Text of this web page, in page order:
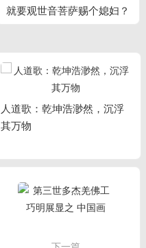
就要观世音菩萨赐个媳妇？
人道歌：乾坤浩渺然，沉浮
其万物